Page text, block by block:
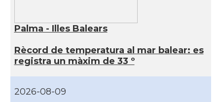
Palma - Illes Balears
Rècord de temperatura al mar balear: es
registra un màxim de 33 º
2026-08-09